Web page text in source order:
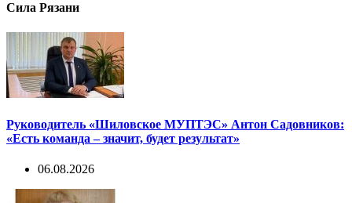
Сила Рязани
Руководитель «Шиловское МУПТЭС» Антон Садовников:
«Есть команда – значит, будет результат»
06.08.2026